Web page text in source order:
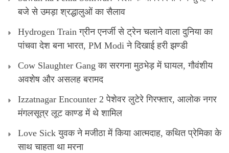
बजे से उमड़ा श्रद्धालुओं का सैलाव
Hydrogen Train ग्रीन एनर्जी से ट्रेन चलाने वाला दुनिया का
पांचवा देश बना भारत, PM Modi ने दिखाई हरी झण्डी
Cow Slaughter Gang का सरगना मुठभेड़ में घायल, गौवंशीय
अवशेष और असलह बरामद
Izzatnagar Encounter 2 पेशेवर लुटेरे गिरफ्तार, आलोक नगर
मंगलसूत्र लूट काण्‍ड में थे शामिल
Love Sick युवक ने मजीठा में किया आत्मदाह, कथित प्रेमिका के
साथ चाहता था मरना